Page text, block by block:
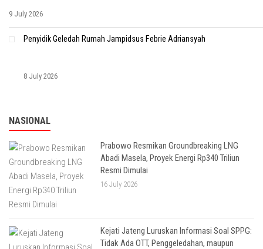
9 July 2026
Penyidik Geledah Rumah Jampidsus Febrie Adriansyah
8 July 2026
NASIONAL
Prabowo Resmikan Groundbreaking LNG
Abadi Masela, Proyek Energi Rp340 Triliun
Resmi Dimulai
16 July 2026
Kejati Jateng Luruskan Informasi Soal SPPG:
Tidak Ada OTT, Penggeledahan, maupun